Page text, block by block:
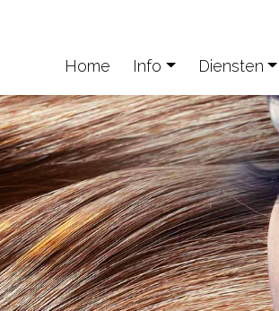
Home Info Diensten